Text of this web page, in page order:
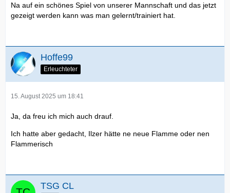
Na auf ein schönes Spiel von unserer Mannschaft und das jetzt
gezeigt werden kann was man gelernt/trainiert hat.
Hoffe99
Erleuchteter
15. August 2025 um 18:41
Ja, da freu ich mich auch drauf.
Ich hatte aber gedacht, Ilzer hätte ne neue Flamme oder nen
Flammerisch
TSG CL